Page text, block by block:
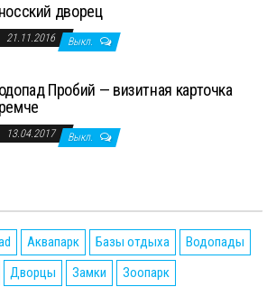
дворец
21.11.2016 Выкл.
Пробий — визитная карточка
13.04.2017 Выкл.
Аквапарк Базы отдыха
Водопады
Дворцы Замки
Зоопарк